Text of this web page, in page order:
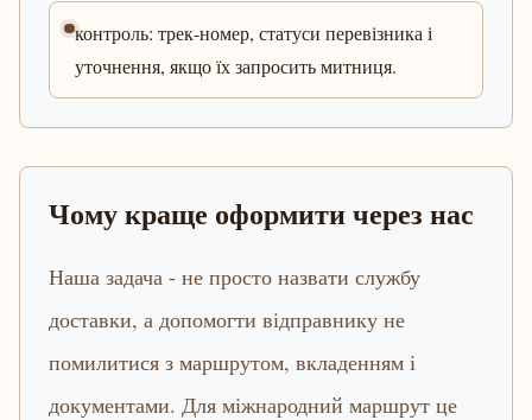
контроль: трек-номер, статуси перевізника і
уточнення, якщо їх запросить митниця.
Чому краще оформити через нас
Наша задача - не просто назвати службу
доставки, а допомогти відправнику не
помилитися з маршрутом, вкладенням і
документами. Для міжнародний маршрут це